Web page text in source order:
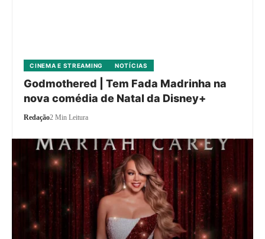
CINEMA E STREAMING NOTÍCIAS
Godmothered | Tem Fada Madrinha na
nova comédia de Natal da Disney+
Redação2 Min Leitura